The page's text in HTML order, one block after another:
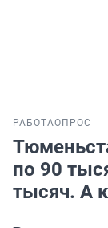
РАБОТАОПРОС
по 90
тысяч. А